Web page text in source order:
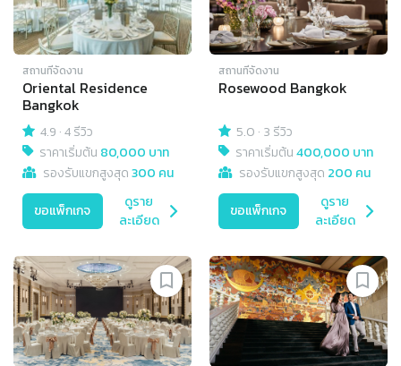
สถานที่จัดงาน
Oriental Residence
Bangkok
4.9 ·4 รีวิว
ราคาเริ่มต้น 80,000 บาท
รองรับแขกสูงสุด300 คน
ขอแพ็กเกจ
ดูราย
ละเอียด
สถานที่จัดงาน
Rosewood Bangkok
5.0 · 3 รีวิว
ราคาเริ่มต้น400,000 บาท
รองรับแขกสูงสุด 200 คน
ขอแพ็กเกจ
ดูราย
ละเอียด